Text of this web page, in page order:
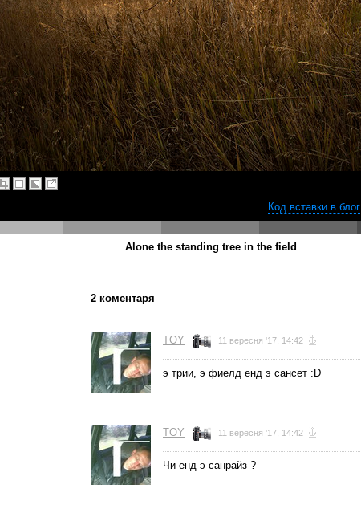
Код вставки в блог
Alone the standing tree in the field
2 коментаря
TOY 11 вересня '17, 14:42
э трии, э фиелд енд э сансет :D
TOY 11 вересня '17, 14:42
Чи енд э санрайз ?